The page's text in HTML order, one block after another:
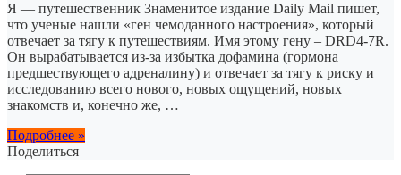
Я — путешественник Знаменитое издание Daily Mail пишет,
что ученые нашли «ген чемоданного настроения», который
отвечает за тягу к путешествиям. Имя этому гену – DRD4-7R.
Он вырабатывается из-за избытка дофамина (гормона
предшествующего адреналину) и отвечает за тягу к риску и
исследованию всего нового, новых ощущений, новых
знакомств и, конечно же, …
Подробнее »
Поделиться